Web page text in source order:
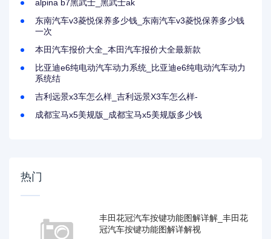
alpina b7黑武士_黑武士ak
东南汽车v3菱悦保养多少钱_东南汽车v3菱悦保养多少钱
一次
本田汽车报价大全_本田汽车报价大全最新款
比亚迪e6纯电动汽车动力系统_比亚迪e6纯电动汽车动力
系统结
吉利远景x3车怎么样_吉利远景X3车怎么样-
成都宝马x5美规版_成都宝马x5美规版多少钱
热门
丰田花冠汽车按键功能图解详解_丰田花
冠汽车按键功能图解详解视